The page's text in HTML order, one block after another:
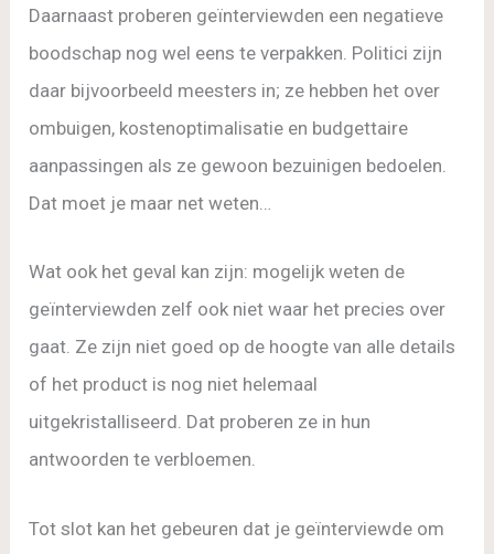
Daarnaast proberen geïnterviewden een negatieve
boodschap nog wel eens te verpakken. Politici zijn
daar bijvoorbeeld meesters in; ze hebben het over
ombuigen, kostenoptimalisatie en budgettaire
aanpassingen als ze gewoon bezuinigen bedoelen.
Dat moet je maar net weten…
Wat ook het geval kan zijn: mogelijk weten de
geïnterviewden zelf ook niet waar het precies over
gaat. Ze zijn niet goed op de hoogte van alle details
of het product is nog niet helemaal
uitgekristalliseerd. Dat proberen ze in hun
antwoorden te verbloemen.
Tot slot kan het gebeuren dat je geïnterviewde om